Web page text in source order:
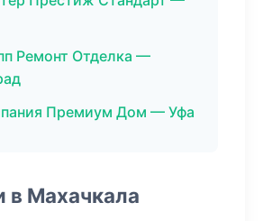
Ремонт Отделка —
Премиум Дом — Уфа
в Махачкала